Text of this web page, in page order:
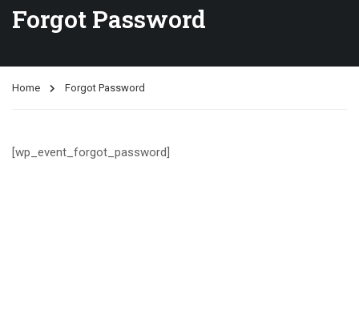
Forgot Password
Home Forgot Password
[wp_event_forgot_password]